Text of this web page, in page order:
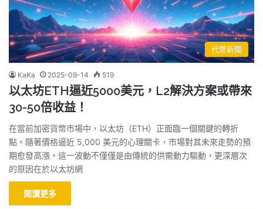
代幣新聞
KaKa 2025-09-14 519
以太坊ETH逼近5000美元，L2解決方案或帶來
30-50倍收益！
在當前加密貨幣市場中，以太坊（ETH）正面臨一個關鍵的轉折
點。隨著價格逼近 5,000 美元的心理關卡，市場對其未來走勢的預
期愈發高漲。這一波動不僅僅是由傳統的供需動力驅動，更深層次
的原因在於以太坊網
閱讀更多